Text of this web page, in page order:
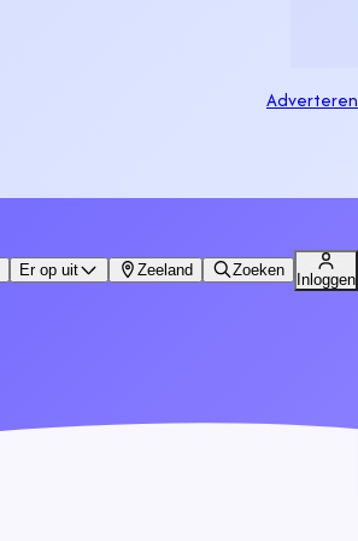
Adverteren
Er op uit Zeeland Zoeken
Inloggen